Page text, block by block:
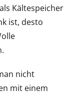
Kältespeicher
ist, desto
nicht
mit einem